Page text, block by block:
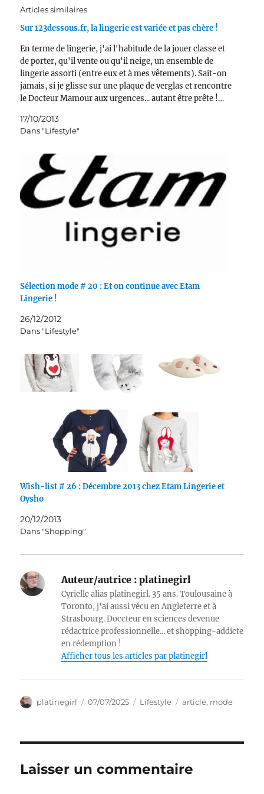
Articles similaires
Sur 123dessous.fr, la lingerie est variée et pas chère !
En terme de lingerie, j'ai l'habitude de la jouer classe et
de porter, qu'il vente ou qu'il neige, un ensemble de
lingerie assorti (entre eux et à mes vêtements). Sait-on
jamais, si je glisse sur une plaque de verglas et rencontre
le Docteur Mamour aux urgences... autant être prête !…
17/10/2013
Dans "Lifestyle"
Sélection mode # 20 : Et on continue avec Etam
Lingerie !
26/12/2012
Dans "Lifestyle"
Wish-list # 26 : Décembre 2013 chez Etam Lingerie et
Oysho
20/12/2013
Dans "Shopping"
Auteur/autrice : platinegirl
Cyrielle alias platinegirl. 35 ans. Toulousaine à
Toronto, j'ai aussi vécu en Angleterre et à
Strasbourg. Doccteur en sciences devenue
rédactrice professionnelle... et shopping-addicte
en rédemption !
Afficher tous les articles par platinegirl
Auteur
platinegirl
Publié
07/07/2025 Catégories
Lifestyle Étiquettes
article, mode
Laisser un commentaire